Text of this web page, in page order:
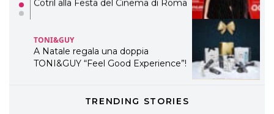
Cotril alla Festa del Cinema di Roma
TONI&GUY
A Natale regala una doppia
TONI&GUY “Feel Good Experience”!
LABEL.M lancia la sua innovativa ed
TRENDING STORIES